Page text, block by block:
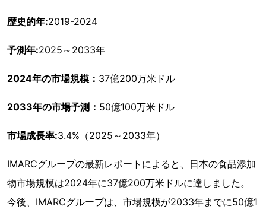
歴史的年:2019-2024
予測年:2025～2033年
2024年の市場規模： 37億200万米ドル
2033年の市場予測： 50億100万米ドル
市場成長率:3.4%（2025～2033年）
IMARCグループの最新レポートによると、日本の食品添加
物市場規模は2024年に37億200万米ドルに達しました。
今後、IMARCグループは、市場規模が2033年までに50億1